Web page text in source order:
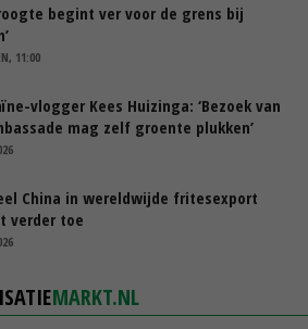
begint ver voor de grens bij
11:00
vlogger Kees Huizinga: ‘Bezoek van
mag zelf groente plukken’
China in wereldwijde fritesexport
verder toe
MARKT.NL